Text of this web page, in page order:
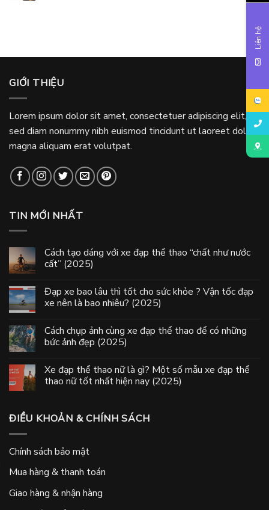
GIỚI THIỆU
Lorem ipsum dolor sit amet, consectetuer adipiscing elit,
sed diam nonummy nibh euismod tincidunt ut laoreet dolore
magna aliquam erat volutpat.
TIN MỚI NHẤT
Cách tạo dáng với xe đạp thể thao “chất như nước
cất” (2025)
Đạp xe bao lâu thì tốt cho sức khỏe ? Vận tốc đạp
xe nên là bao nhiêu? (2025)
Cách chụp ảnh cùng xe đạp thể thao để có những
bức ảnh đẹp (2025)
Xe đạp thể thao nữ là gì? Một số mẫu xe đạp thể
thao nữ tốt nhất hiện nay (2025)
ĐIỀU KHOẢN & CHÍNH SÁCH
Chính sách bảo mật
Mua hàng & thanh toán
Giao hàng & nhận hàng
Liên hệ